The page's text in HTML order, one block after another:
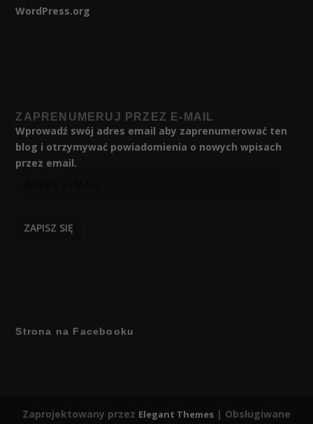
WordPress.org
ZAPRENUMERUJ PRZEZ E-MAIL
Wprowadź swój adres email aby zaprenumerować ten
blog i otrzymywać powiadomienia o nowych wpisach
przez email.
ZAPISZ SIĘ
Strona na Facebooku
Zaprojektowany przez Elegant Themes | Obsługiwane